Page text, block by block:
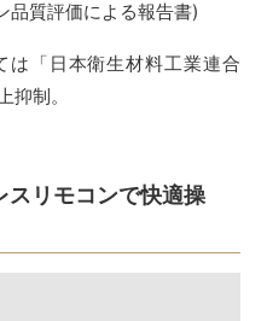
品質評価による報告書)
は「日本衛生材料工業連合
抑制。
スリモコンで快適操